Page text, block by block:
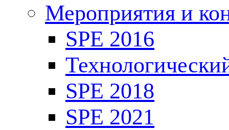
Мероприятия и
SPE 2016
SPE 2018
SPE 2021